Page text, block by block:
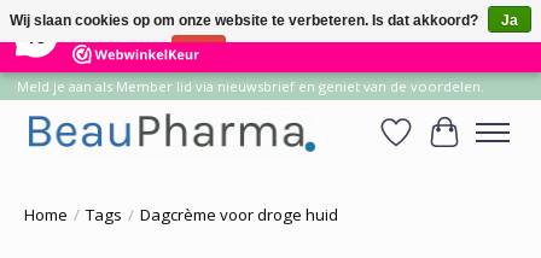
14 Reviews ×
Meld je aan als Member lid via nieuwsbrief en geniet van de voordelen.
Verlanglijst
Home / Tags / Dagcrème voor droge huid
Wij slaan cookies op om onze website te verbeteren. Is dat akkoord?
Ja
Nee